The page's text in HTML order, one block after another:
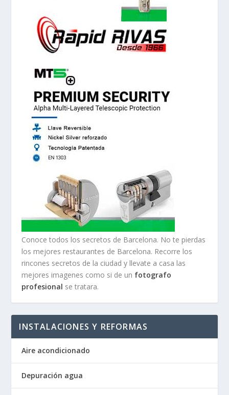
Conoce todos los secretos de Barcelona. No te pierdas
los mejores restaurantes de Barcelona. Recorre los
rincones secretos de la ciudad y llevate a casa las
mejores imagenes como si de un fotografo
profesional se tratara.
INSTALACIONES Y REFORMAS
Aire acondicionado
Depuración agua